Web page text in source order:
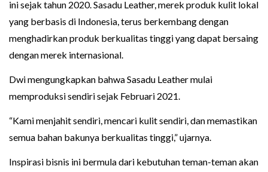
ini sejak tahun 2020. Sasadu Leather, merek produk kulit lokal
yang berbasis di Indonesia, terus berkembang dengan
menghadirkan produk berkualitas tinggi yang dapat bersaing
dengan merek internasional.
Dwi mengungkapkan bahwa Sasadu Leather mulai
memproduksi sendiri sejak Februari 2021.
“Kami menjahit sendiri, mencari kulit sendiri, dan memastikan
semua bahan bakunya berkualitas tinggi,” ujarnya.
Inspirasi bisnis ini bermula dari kebutuhan teman-teman akan